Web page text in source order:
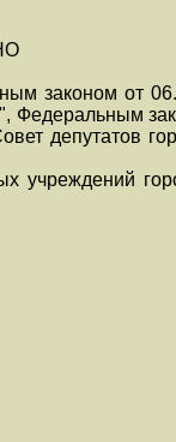
законом от
Федеральным
депутатов
учреждений